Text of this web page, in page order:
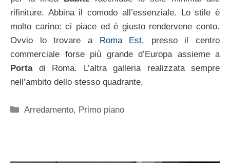
rifiniture. Abbina il comodo all’essenziale. Lo stile è
molto carino: ci piace ed è giusto rendervene conto.
Ovvio lo trovare a
Roma Est, presso il centro
commerciale forse più grande d’Europa assieme a
Portadi Roma. L’altra galleria realizzata sempre
nell’ambito dello stesso quadrante.
Categorie
Arredamento, Primo piano